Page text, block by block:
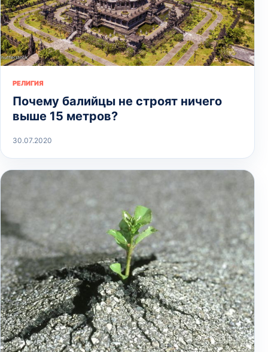
РЕЛИГИЯ
Почему балийцы не строят ничего
выше 15 метров?
30.07.2020